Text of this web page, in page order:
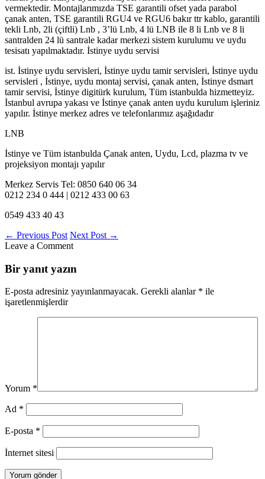
vermektedir. Montajlarımızda TSE garantili ofset yada parabol
çanak anten, TSE garantili RGU4 ve RGU6 bakır ttr kablo, garantili
tekli Lnb, 2li (çiftli) Lnb , 3’lü Lnb, 4 lü LNB ile 8 li Lnb ve 8 li
santralden 24 lü santrale kadar merkezi sistem kurulumu ve uydu
tesisatı yapılmaktadır. İstinye uydu servisi
ist. İstinye uydu servisleri, İstinye uydu tamir servisleri, İstinye uydu
servisleri , İstinye, uydu montaj servisi, çanak anten, İstinye dsmart
tamir servisi, İstinye digitürk kurulum, Tüm istanbulda hizmetteyiz.
İstanbul avrupa yakası ve İstinye çanak anten uydu kurulum işleriniz
yapılır. İstinye merkez adres ve telefonlarımız aşağıdadır
LNB
İstinye ve Tüm istanbulda Çanak anten, Uydu, Lcd, plazma tv ve
projeksiyon montajı yapılır
Merkez Servis Tel: 0850 640 06 34
0212 234 0 444 | 0212 433 00 63
0549 433 40 43
← Previous Post Next Post →
Leave a Comment
Bir yanıt yazın
E-posta adresiniz yayınlanmayacak. Gerekli alanlar * ile
işaretlenmişlerdir
Yorum *
Ad *
E-posta *
İnternet sitesi